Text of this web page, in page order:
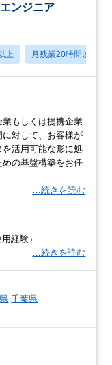
ンジニア
上 月残業20時間以内
業もしくは提携企業
対して、お客様が
活用可能な形に処
の基盤構築をお任
…続きを読む
経験）
…続きを読む
千葉県